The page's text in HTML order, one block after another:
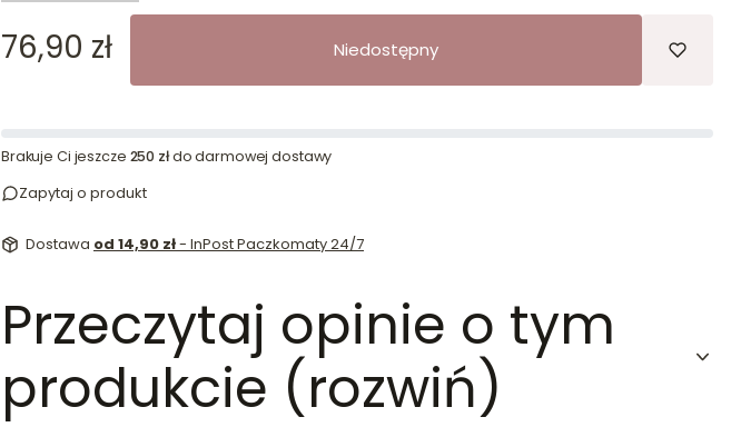
Cena
76,90 zł Niedostępny
Brakuje Ci jeszcze 250 złdo darmowej dostawy
Zapytaj o produkt
Dostawa od 14,90 zł- InPost Paczkomaty 24/7
Przeczytaj opinie o tym
produkcie (rozwiń)